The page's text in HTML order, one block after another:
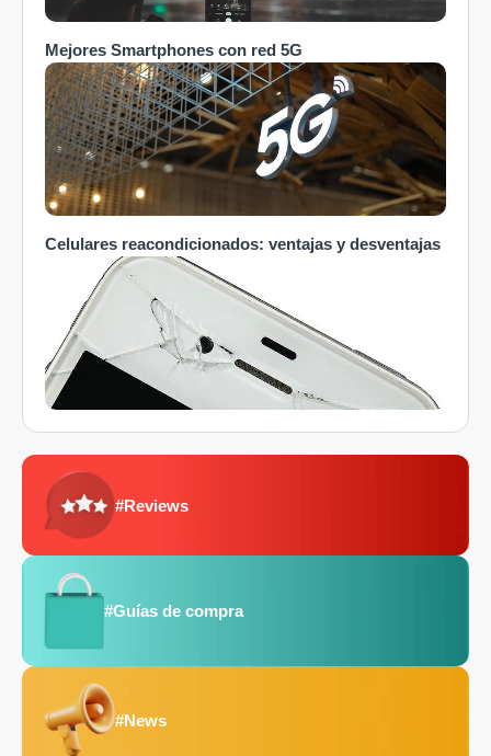
Mejores Smartphones con red 5G
Celulares reacondicionados: ventajas y desventajas
#Reviews
#Guías de compra
#News